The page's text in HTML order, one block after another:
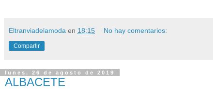
Eltranviadelamoda en 18:15 No hay comentarios:
Compartir
lunes, 26 de agosto de 2019
ALBACETE